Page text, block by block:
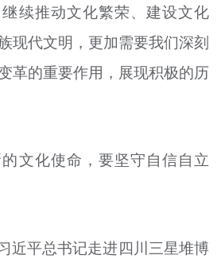
续推动文化繁荣、建设文化
现代文明，更加需要我们深刻
革的重要作用，展现积极的历
文化使命，要坚守自信自立
近平总书记走进四川三星堆博